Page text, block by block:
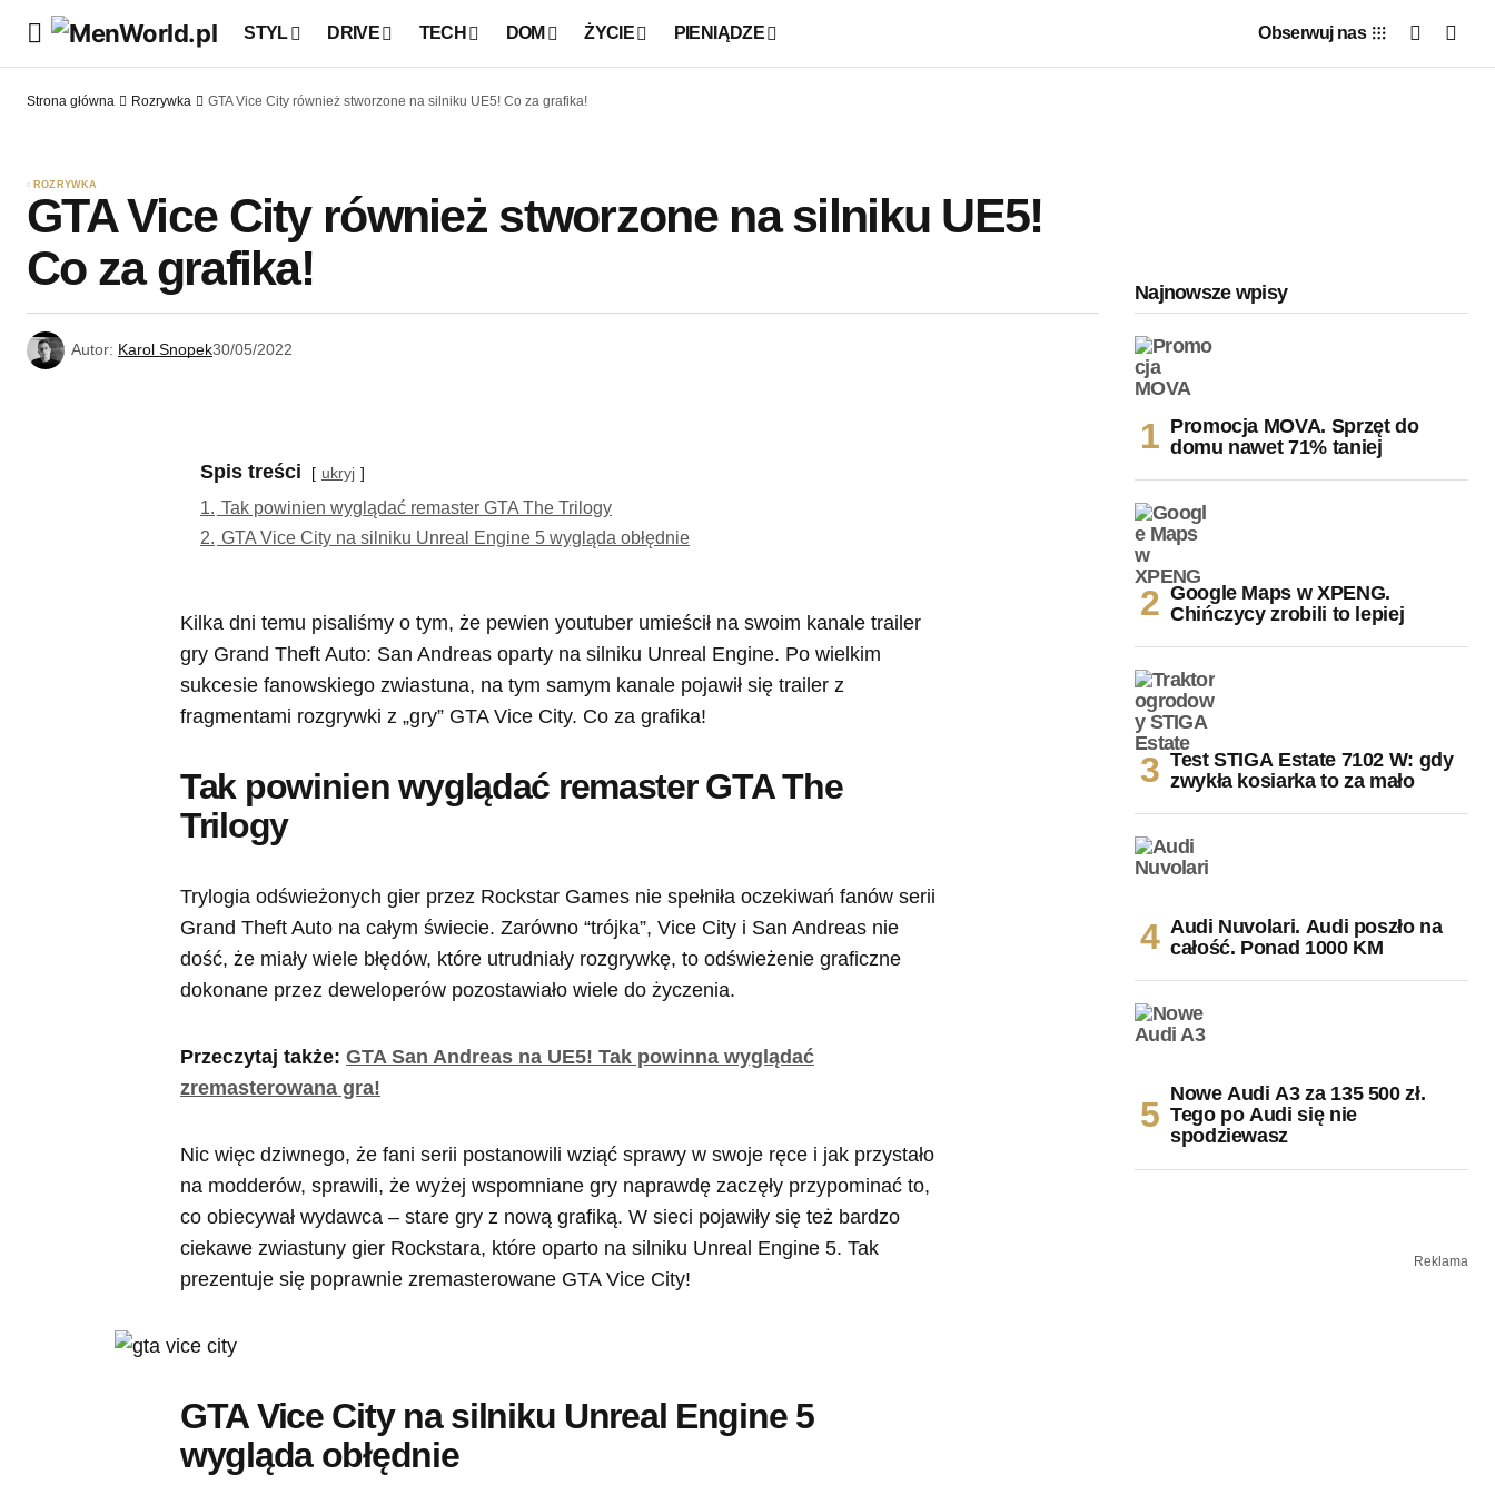
STYL DRIVE TECH DOM ŻYCIE PIENIĄDZE Obserwuj nas
Strona główna Rozrywka GTA Vice City również stworzone na silniku UE5! Co za grafika!
ROZRYWKA
GTA Vice City również stworzone na silniku UE5!
Co za grafika!
Autor: Karol Snopek30/05/2022
Spis treści ukryj
1. Tak powinien wyglądać remaster GTA The Trilogy
2. GTA Vice City na silniku Unreal Engine 5 wygląda obłędnie
Kilka dni temu pisaliśmy o tym, że pewien youtuber umieścił na swoim kanale trailer
gry Grand Theft Auto: San Andreas oparty na silniku Unreal Engine. Po wielkim
sukcesie fanowskiego zwiastuna, na tym samym kanale pojawił się trailer z
fragmentami rozgrywki z „gry” GTA Vice City. Co za grafika!
Tak powinien wyglądać remaster GTA The
Trilogy
Trylogia odświeżonych gier przez Rockstar Games nie spełniła oczekiwań fanów serii
Grand Theft Auto na całym świecie. Zarówno “trójka”, Vice City i San Andreas nie
dość, że miały wiele błędów, które utrudniały rozgrywkę, to odświeżenie graficzne
dokonane przez deweloperów pozostawiało wiele do życzenia.
Przeczytaj także: GTA San Andreas na UE5! Tak powinna wyglądać
zremasterowana gra!
Nic więc dziwnego, że fani serii postanowili wziąć sprawy w swoje ręce i jak przystało
na modderów, sprawili, że wyżej wspomniane gry naprawdę zaczęły przypominać to,
co obiecywał wydawca – stare gry z nową grafiką. W sieci pojawiły się też bardzo
ciekawe zwiastuny gier Rockstara, które oparto na silniku Unreal Engine 5. Tak
prezentuje się poprawnie zremasterowane GTA Vice City!
GTA Vice City na silniku Unreal Engine 5
wygląda obłędnie
Najnowsze wpisy
Promocja MOVA. Sprzęt do
domu nawet 71% taniej
Google Maps w XPENG.
Chińczycy zrobili to lepiej
Test STIGA Estate 7102 W: gdy
zwykła kosiarka to za mało
Audi Nuvolari. Audi poszło na
całość. Ponad 1000 KM
Nowe Audi A3 za 135 500 zł.
Tego po Audi się nie
spodziewasz
Reklama